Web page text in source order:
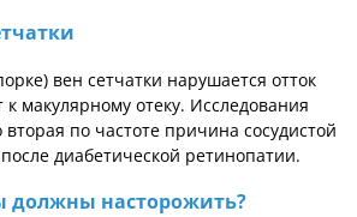
вен сетчатки нарушается отток
макулярному отеку. Исследования
по частоте причина сосудистой
диабетической ретинопатии.
должны насторожить?